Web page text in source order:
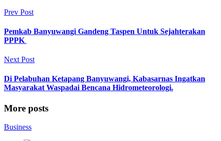
Prev Post
Pemkab Banyuwangi Gandeng Taspen Untuk Sejahterakan
PPPK
Next Post
Di Pelabuhan Ketapang Banyuwangi, Kabasarnas Ingatkan
Masyarakat Waspadai Bencana Hidrometeorologi.
More posts
Business